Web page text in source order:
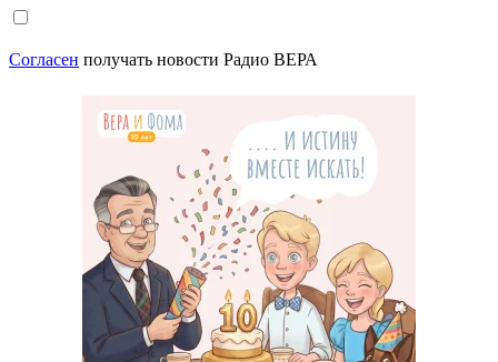
Согласен получать новости Радио ВЕРА